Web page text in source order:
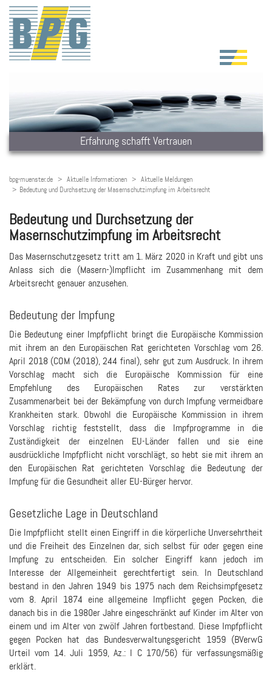
Erfahrung schafft Vertrauen
bpg-muenster.de Aktuelle Informationen
Aktuelle Meldungen
Bedeutung und Durchsetzung der Masernschutzimpfung im Arbeitsrecht
Bedeutung und Durchsetzung der
Masernschutzimpfung im Arbeitsrecht
Das Masernschutzgesetz tritt am 1. März 2020 in Kraft und gibt uns
Anlass sich die (Masern-)Impflicht im Zusammenhang mit dem
Arbeitsrecht genauer anzusehen.
Bedeutung der Impfung
Die Bedeutung einer Impfpflicht bringt die Europäische Kommission
mit ihrem an den Europäischen Rat gerichteten Vorschlag vom 26.
April 2018 (COM (2018), 244 final), sehr gut zum Ausdruck. In ihrem
Vorschlag macht sich die Europäische Kommission für eine
Empfehlung des Europäischen Rates zur verstärkten
Zusammenarbeit bei der Bekämpfung von durch Impfung vermeidbare
Krankheiten stark. Obwohl die Europäische Kommission in ihrem
Vorschlag richtig feststellt, dass die Impfprogramme in die
Zuständigkeit der einzelnen EU-Länder fallen und sie eine
ausdrückliche Impfpflicht nicht vorschlägt, so hebt sie mit ihrem an
den Europäischen Rat gerichteten Vorschlag die Bedeutung der
Impfung für die Gesundheit aller EU-Bürger hervor.
Gesetzliche Lage in Deutschland
Die Impfpflicht stellt einen Eingriff in die körperliche Unversehrtheit
und die Freiheit des Einzelnen dar, sich selbst für oder gegen eine
Impfung zu entscheiden. Ein solcher Eingriff kann jedoch im
Interesse der Allgemeinheit gerechtfertigt sein. In Deutschland
bestand in den Jahren 1949 bis 1975 nach dem Reichsimpfgesetz
vom 8. April 1874 eine allgemeine Impflicht gegen Pocken, die
danach bis in die 1980er Jahre eingeschränkt auf Kinder im Alter von
einem und im Alter von zwölf Jahren fortbestand. Diese Impfpflicht
gegen Pocken hat das Bundesverwaltungsgericht 1959 (BVerwG
Urteil vom 14. Juli 1959, Az.: I C 170/56) für verfassungsmäßig
erklärt.